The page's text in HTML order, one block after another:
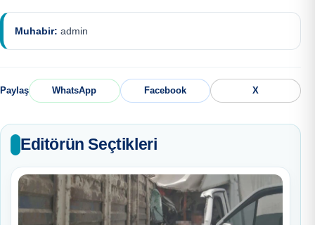
Muhabir: admin
Paylaş WhatsApp Facebook X
Editörün Seçtikleri